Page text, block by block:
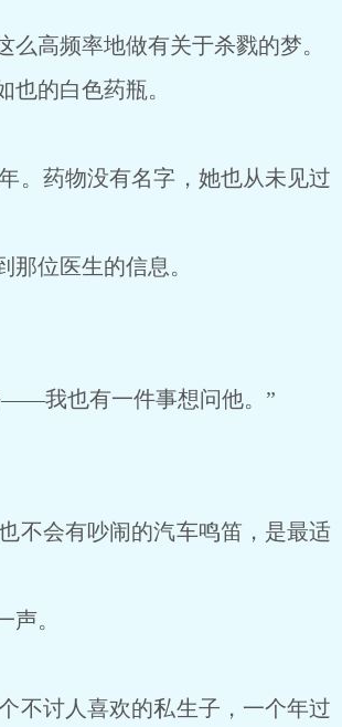
高频率地做有关于杀戮的梦。
的白色药瓶。
药物没有名字，她也从未见过
位医生的信息。
我也有一件事想问他。”
会有吵闹的汽车鸣笛，是最适
。
讨人喜欢的私生子，一个年过